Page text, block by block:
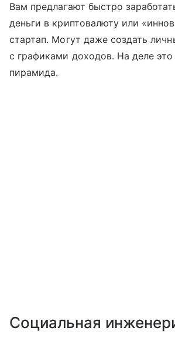
Вам предлагают быстро
деньги в криптовалюту или
стартап. Могут даже создать
с графиками доходов. На деле
пирамида.
Социальная